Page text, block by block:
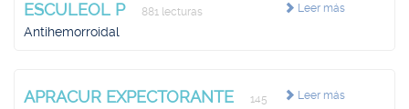
Leer más
ESCULEOL P 881 lecturas
Antihemorroidal
Leer más
APRACUR EXPECTORANTE
145